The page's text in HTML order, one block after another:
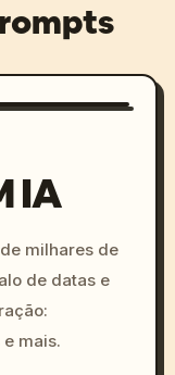
IA
milhares de
de datas e
mais.